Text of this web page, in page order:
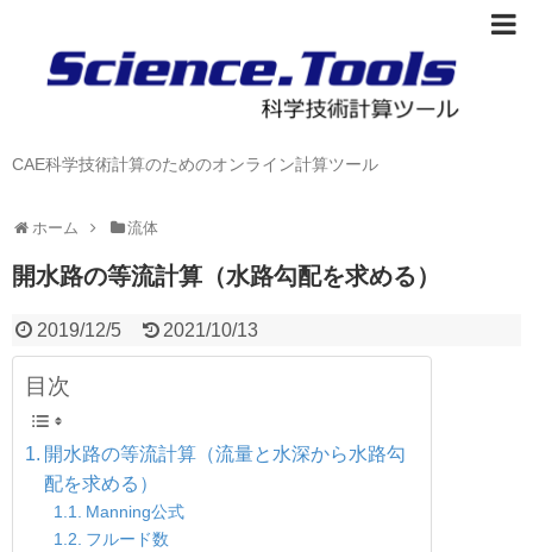
CAE科学技術計算のためのオンライン計算ツール
ホーム 流体
開水路の等流計算（水路勾配を求める）
2019/12/5 2021/10/13
目次
開水路の等流計算（流量と水深から水路勾
配を求める）
Manning公式
フルード数